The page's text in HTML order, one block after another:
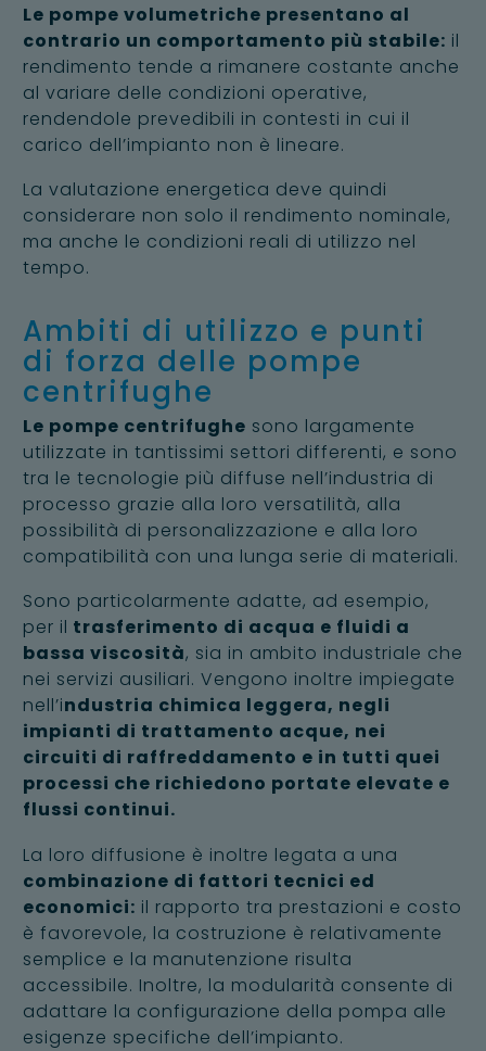
Le pompe volumetriche presentano al
contrario un comportamento più stabile: il
rendimento tende a rimanere costante anche
al variare delle condizioni operative,
rendendole prevedibili in contesti in cui il
carico dell’impianto non è lineare.
La valutazione energetica deve quindi
considerare non solo il rendimento nominale,
ma anche le condizioni reali di utilizzo nel
tempo.
Ambiti di utilizzo e punti
di forza delle pompe
centrifughe
Le pompe centrifughe sono largamente
utilizzate in tantissimi settori differenti, e sono
tra le tecnologie più diffuse nell’industria di
processo grazie alla loro versatilità, alla
possibilità di personalizzazione e alla loro
compatibilità con una lunga serie di materiali.
Sono particolarmente adatte, ad esempio,
per il trasferimento di acqua e fluidi a
bassa viscosità, sia in ambito industriale che
nei servizi ausiliari. Vengono inoltre impiegate
nell’industria chimica leggera, negli
impianti di trattamento acque, nei
circuiti di raffreddamento e in tutti quei
processi che richiedono portate elevate e
flussi continui.
La loro diffusione è inoltre legata a una
combinazione di fattori tecnici ed
economici: il rapporto tra prestazioni e costo
è favorevole, la costruzione è relativamente
semplice e la manutenzione risulta
accessibile. Inoltre, la modularità consente di
adattare la configurazione della pompa alle
esigenze specifiche dell’impianto.